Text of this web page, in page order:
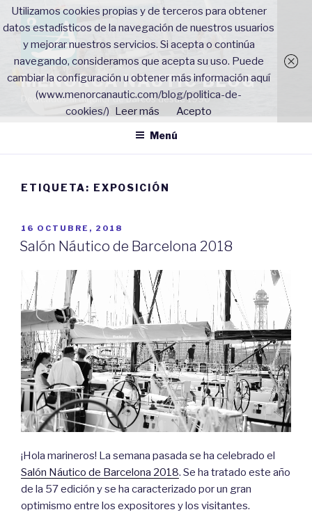
Saltar
al
contenido
MENORCA NAUTIC BLOG
Dedicados al alquiler de barcos desde 1990
Menú
ETIQUETA: EXPOSICIÓN
PUBLICADO
EL
16 OCTUBRE, 2018
Salón Náutico de Barcelona 2018
¡Hola marineros! La semana pasada se ha celebrado el
Salón Náutico de Barcelona 2018. Se ha tratado este año
de la 57 edición y se ha caracterizado por un gran
optimismo entre los expositores y los visitantes.
Utilizamos cookies propias y de terceros para obtener
datos estadísticos de la navegación de nuestros usuarios
y mejorar nuestros servicios. Si acepta o continúa
navegando, consideramos que acepta su uso. Puede
cambiar la configuración u obtener más información aquí
(www.menorcanautic.com/blog/politica-de-
cookies/) Leer más Acepto